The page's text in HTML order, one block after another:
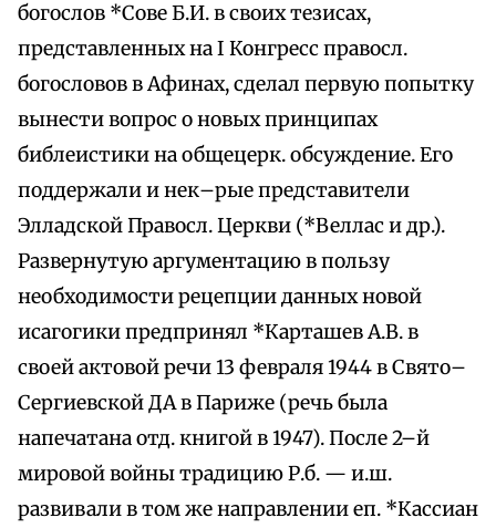
богослов *Сове Б.И. в своих тезисах,
представленных на I Конгресс правосл.
богословов в Афинах, сделал первую попытку
вынести вопрос о новых принципах
библеистики на общецерк. обсуждение. Его
поддержали и нек–рые представители
Элладской Правосл. Церкви (*Beллас и др.).
Развернутую аргументацию в пользу
необходимости рецепции данных новой
исагогики предпринял *Карташев А.В. в
своей актовой речи 13 февраля 1944 в Свято–
Сергиевской ДA в Париже (речь была
напечатана отд. книгой в 1947). Пocлe 2–й
мировой войны тpaдицию Р.б. — и.ш.
развивали в том же направлении еп. *Кассиан